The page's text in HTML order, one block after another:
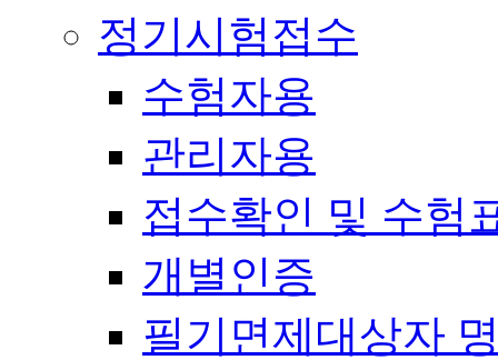
정기시험접수
수험자용
관리자용
접수확인 및 수험
개별인증
필기면제대상자